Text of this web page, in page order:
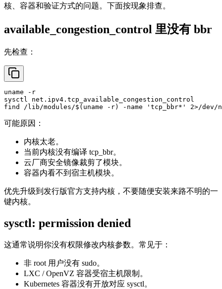
核、容器和验证方式的问题。下面按现象排查。
available_congestion_control 里没有 bbr
先检查：
uname -r
sysctl net.ipv4.tcp_available_congestion_control
find /lib/modules/$( uname -r) -name 'tcp_bbr*'
可能原因：
内核太老。
当前内核没有编译 tcp_bbr。
云厂商安全镜像裁剪了模块。
容器内看不到宿主机模块。
优先升级到发行版官方支持内核，不要随便安装来路不明的一
键内核。
sysctl: permission denied
这通常说明你没有权限修改内核参数。常见于：
非 root 用户没有 sudo。
LXC / OpenVZ 容器受宿主机限制。
Kubernetes 容器没有开放对应 sysctl。